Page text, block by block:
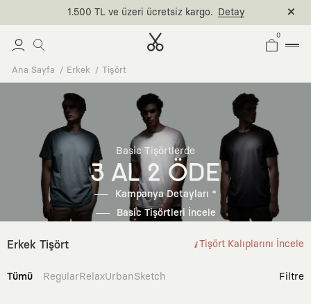
1.500 TL ve üzeri ücretsiz kargo. Detay
0
Ana Sayfa Erkek Tişört
Basic Tişörtlerde
3 AL 2 ÖDE
Kampanya Detayları *
Basic Tişörtleri İncele
Erkek Tişört Tişört Kalıplarını İncele
Tümü RegularRelaxUrbanSketch Filtre